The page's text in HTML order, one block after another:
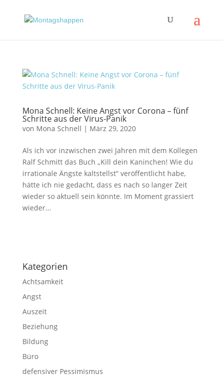
Mona Schnell: Keine Angst vor Corona – fünf
Schritte aus der Virus-Panik
von Mona Schnell | März 29, 2020
Als ich vor inzwischen zwei Jahren mit dem Kollegen
Ralf Schmitt das Buch „Kill dein Kaninchen! Wie du
irrationale Ängste kaltstellst“ veröffentlicht habe,
hätte ich nie gedacht, dass es nach so langer Zeit
wieder so aktuell sein könnte. Im Moment grassiert
wieder...
Kategorien
Achtsamkeit
Angst
Auszeit
Beziehung
Bildung
Büro
defensiver Pessimismus